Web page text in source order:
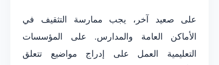
على صعيد آخر، يجب ممارسة التثقيف في
الأماكن العامة والمدارس. على المؤسسات
التعليمية العمل على إدراج مواضيع تتعلق